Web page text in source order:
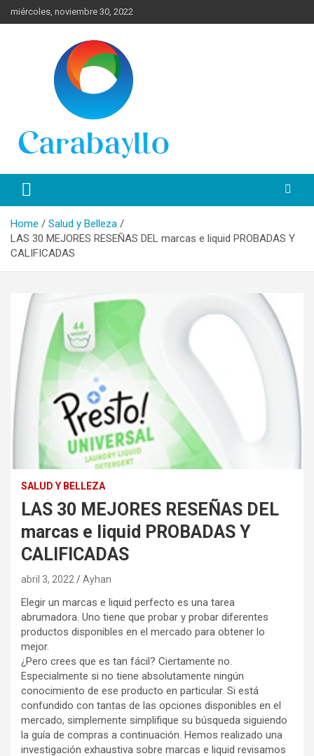
to
miércoles, noviembre 30, 2022
Portal de Lima Norte y
Carabayllo
información turística en español de toda España.
Home
Salud y Belleza
LAS 30 MEJORES RESEÑAS DEL marcas e liquid PROBADAS Y
CALIFICADAS
SALUD Y BELLEZA
LAS 30 MEJORES RESEÑAS DEL
marcas e liquid PROBADAS Y
CALIFICADAS
abril 3, 2022 Ayhan
Elegir un marcas e liquid perfecto es una tarea
abrumadora. Uno tiene que probar y probar diferentes
productos disponibles en el mercado para obtener lo
mejor.
¿Pero crees que es tan fácil? Ciertamente no.
Especialmente si no tiene absolutamente ningún
conocimiento de ese producto en particular. Si está
confundido con tantas de las opciones disponibles en el
mercado, simplemente simplifique su búsqueda siguiendo
la guía de compras a continuación. Hemos realizado una
investigación exhaustiva sobre marcas e liquid revisamos